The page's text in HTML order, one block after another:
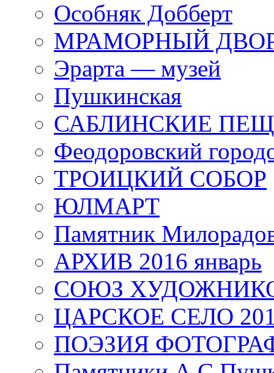
Особняк Добберт
МРАМОРНЫЙ
Эрарта — музей
Пушкинская
САБЛИНСКИЕ
Феодоровский
ТРОИЦКИЙ СОБОР
ЮЛМАРТ
Памятник
АРХИВ 2016 январь
СОЮЗ
ЦАРСКОЕ СЕЛО
ПОЭЗИЯ